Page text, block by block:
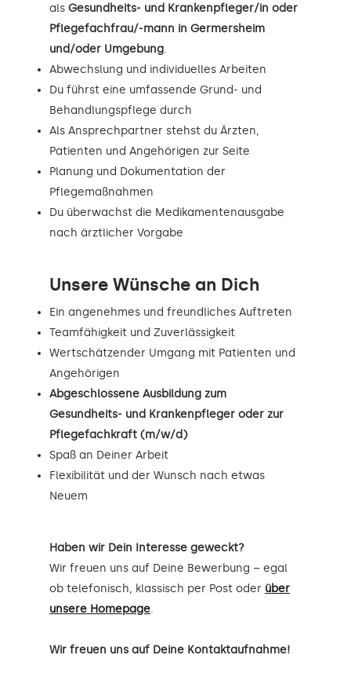
als Gesundheits- und Krankenpfleger/in oder
Pflegefachfrau/-mann in Germersheim
und/oder Umgebung.
Abwechslung und individuelles Arbeiten
Du führst eine umfassende Grund- und
Behandlungspflege durch
Als Ansprechpartner stehst du Ärzten,
Patienten und Angehörigen zur Seite
Planung und Dokumentation der
Pflegemaßnahmen
Du überwachst die Medikamentenausgabe
nach ärztlicher Vorgabe
Unsere Wünsche an Dich
Ein angenehmes und freundliches Auftreten
Teamfähigkeit und Zuverlässigkeit
Wertschätzender Umgang mit Patienten und
Angehörigen
Abgeschlossene Ausbildung zum
Gesundheits- und Krankenpfleger oder zur
Pflegefachkraft (m/w/d)
Spaß an Deiner Arbeit
Flexibilität und der Wunsch nach etwas
Neuem
Haben wir Dein Interesse geweckt?
Wir freuen uns auf Deine Bewerbung – egal
ob telefonisch, klassisch per Post oder über
unsere Homepage.
Wir freuen uns auf Deine Kontaktaufnahme!